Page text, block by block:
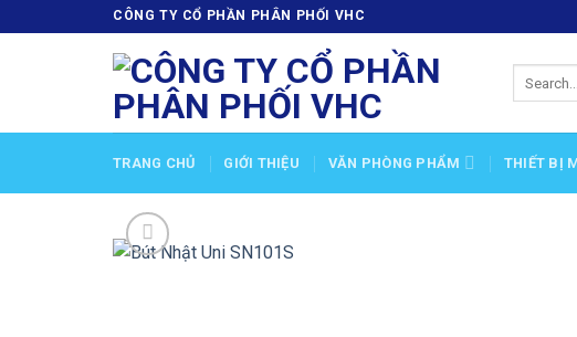
to
CÔNG TY CỔ PHẦN PHÂN PHỐI VHC
TRANG CHỦ GIỚI THIỆU VĂN PHÒNG PHẨM THIẾT BỊ